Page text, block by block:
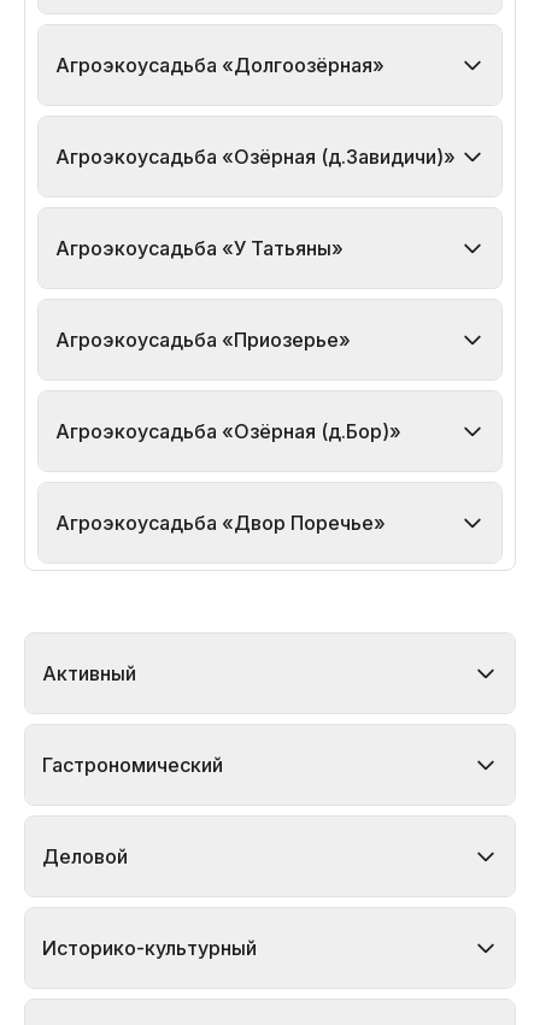
Агроэкоусадьба «Долгоозёрная»
Агроэкоусадьба «Озёрная (д.Завидичи)»
Агроэкоусадьба «У Татьяны»
Агроэкоусадьба «Приозерье»
Агроэкоусадьба «Озёрная (д.Бор)»
Агроэкоусадьба «Двор Поречье»
Активный
Гастрономический
Деловой
Историко-культурный